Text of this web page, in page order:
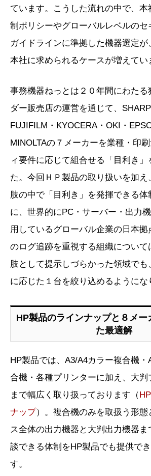
ています。こうした流れの中で、
制ポリシーやグローバルレベルのセ
ガイドラインに準拠した機器選定
本社に求められるケースが増えてい
事務機器ねっとは２０年間にわたる
ダー販売店の運営を通じて、SHARP
FUJIFILM・KYOCERA・OKI・
MINOLTAの７メーカーを業種・印
ィ要件に応じて組合せる「目利き」
た。今回ＨＰ製品の取り扱いを加え
肢の中で「目利き」を発揮できる
に、世界的にPC・サーバー・出力
用しているグローバル企業の日本
のログ追跡を重視する組織について
肢として提示しづらかった領域で
に応じた１台を絞り込めるようにな
HP製品のラインナップと８メー
た最適解
HP製品では、A3/A4カラー複合機・
合機・各種プリンターに加え、大判
まで幅広く取り扱っております（
ナップ）。複合機のみを取扱う形態
ス全体の出力機器と大判出力機器ま
談できる体制をHP製品でも提供で
す。